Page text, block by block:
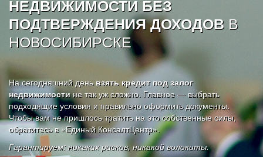
НЕДВИЖИМОСТИ БЕЗ
ПОДТВЕРЖДЕНИЯ ДОХОДОВ В
НОВОСИБИРСКЕ
На сегодняшний день взять кредит под залог
недвижимостине так уж сложно. Главное — выбрать
подходящие условия и правильно оформить документы.
Чтобы вам не пришлось тратить на это собственные силы,
обратитесь в «Единый КонсалтЦентр».
Гарантируем: никаких рисков, никакой волокиты.